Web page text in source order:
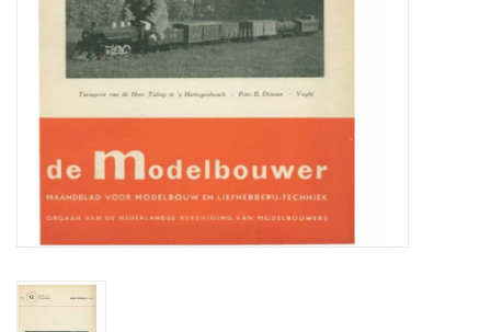
NEUE ZEITSCHRIFTEN
ABONNEMENT DER
Baubeschreibungen